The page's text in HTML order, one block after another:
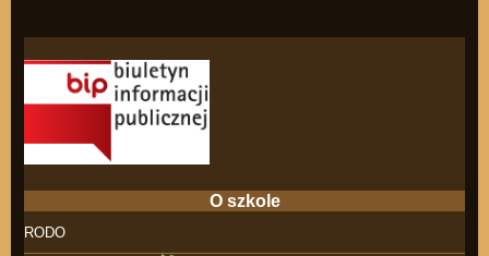
O szkole
RODO